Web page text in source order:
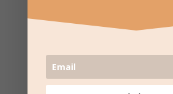
Fête Votive à Bagard